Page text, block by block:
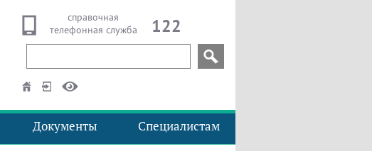
справочная
телефонная служба
122
Документы Специалистам